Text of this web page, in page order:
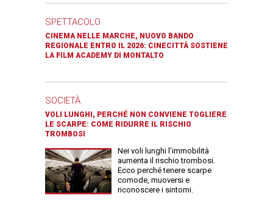
SPETTACOLO
CINEMA NELLE MARCHE, NUOVO BANDO
REGIONALE ENTRO IL 2026: CINECITTÀ SOSTIENE
LA FILM ACADEMY DI MONTALTO
SOCIETÀ
VOLI LUNGHI, PERCHÉ NON CONVIENE TOGLIERE
LE SCARPE: COME RIDURRE IL RISCHIO
TROMBOSI
Nei voli lunghi l’immobilità
aumenta il rischio trombosi.
Ecco perché tenere scarpe
comode, muoversi e
riconoscere i sintomi.